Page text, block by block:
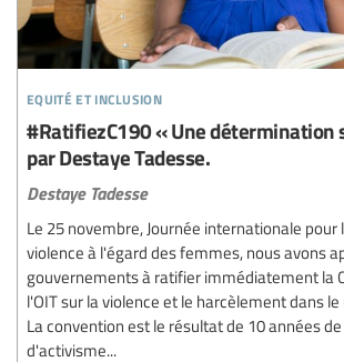
equité et inclusion
#RatifiezC190 « Une détermination
par Destaye Tadesse.
Destaye Tadesse
Le 25 novembre, Journée internationale
violence à l'égard des femmes, nous avons
gouvernements à ratifier immédiatement la
l'OIT sur la violence et le harcèlement dans
La convention est le résultat de 10 années
d'activisme...